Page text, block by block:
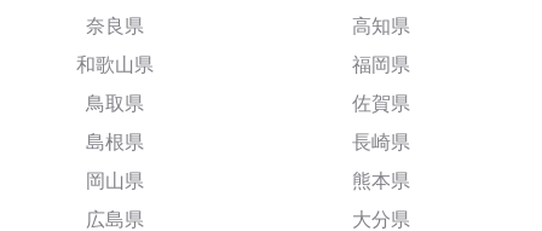
奈良県
和歌山県
鳥取県
島根県
岡山県
広島県
高知県
福岡県
佐賀県
長崎県
熊本県
大分県